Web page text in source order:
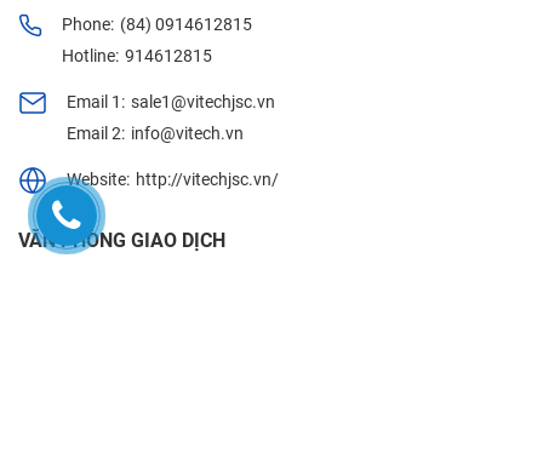
Phone: (84) 0914612815
Hotline: 914612815
Email 1: sale1@vitechjsc.vn
Email 2: info@vitech.vn
Website: http://vitechjsc.vn/
VĂN PHÒNG GIAO DỊCH